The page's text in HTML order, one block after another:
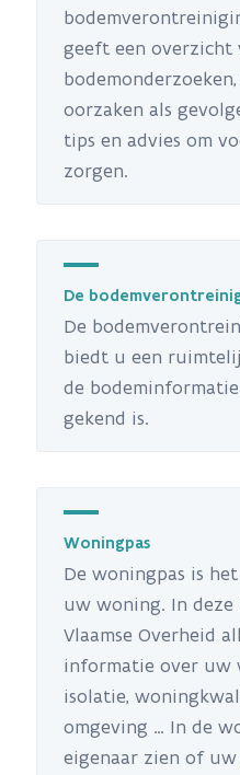
geeft een overzicht
oorzaken als
tips en advies om
zorgen.
De
De
biedt u een
de bodeminformatie
gekend is.
Woningpas
De woningpas is
uw woning. In
Vlaamse Overheid
informatie over uw
isolatie,
omgeving … In de
eigenaar zien of